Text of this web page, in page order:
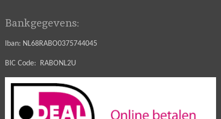
Bankgegevens:
Iban: NL68RABO0375744045
BIC Code: RABONL2U